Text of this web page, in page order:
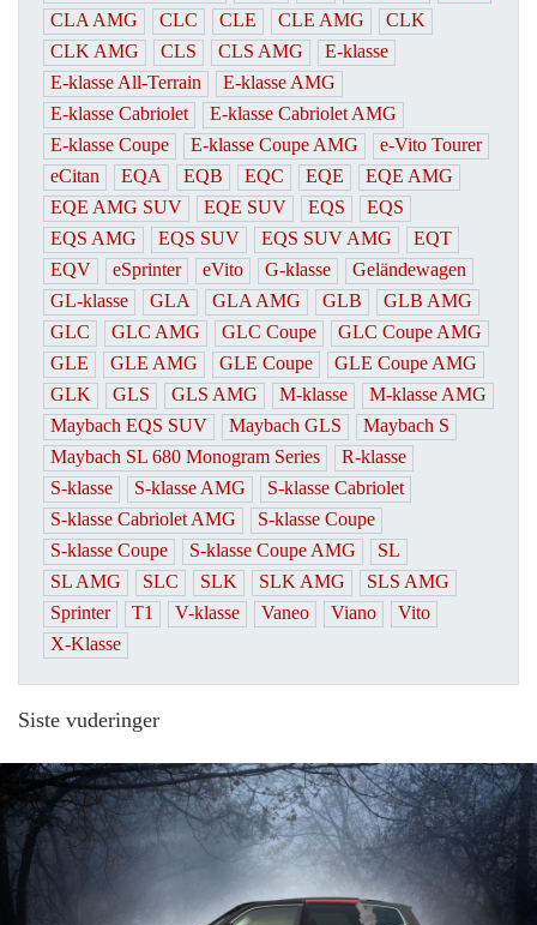
CLA AMG
CLC CLE CLE AMG
CLK
CLK AMG
CLS CLS AMG
E-klasse
E-klasse All-Terrain
E-klasse AMG
E-klasse Cabriolet
E-klasse Cabriolet AMG
E-klasse Coupe
E-klasse Coupe AMG
e-Vito Tourer
eCitan
EQA EQB EQC EQE
EQE AMG
EQE AMG SUV
EQE SUV EQS
EQS
EQS AMG
EQS SUV EQS SUV AMG
EQT
EQV
eSprinter eVito G-klasse
Geländewagen
GL-klasse
GLA GLA AMG GLB
GLB AMG
GLC
GLC AMG GLC Coupe
GLC Coupe AMG
GLE
GLE AMG GLE Coupe
GLE Coupe AMG
GLK
GLS GLS AMG M-klasse
M-klasse AMG
Maybach EQS SUV
Maybach GLS
Maybach S
Maybach SL 680 Monogram Series
R-klasse
S-klasse
S-klasse AMG
S-klasse Cabriolet
S-klasse Cabriolet AMG
S-klasse Coupe
S-klasse Coupe
S-klasse Coupe AMG
SL
SL AMG
SLC SLK SLK AMG
SLS AMG
Sprinter
T1 V-klasse Vaneo Viano
Vito
X-Klasse
Siste vuderinger